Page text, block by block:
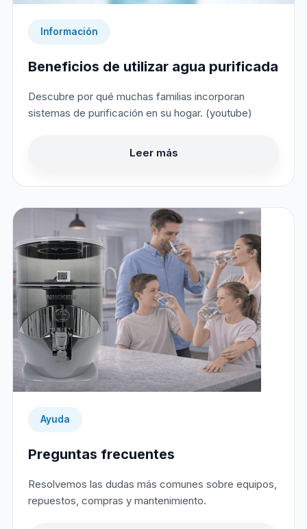
Información
Beneficios de utilizar agua purificada
Descubre por qué muchas familias incorporan
sistemas de purificación en su hogar. (youtube)
Leer más
Ayuda
Preguntas frecuentes
Resolvemos las dudas más comunes sobre equipos,
repuestos, compras y mantenimiento.